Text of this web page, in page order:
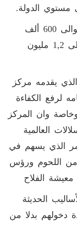
مستوي الدولة.
واضاف ان الطاقة الانتاجية للمركز حوالى 600 ألف
جرعة سنويًا ومستهدف الوصول بها الى 1,2 مليون
يقدمه مركز
لرفع الكفاءة
وخاصة وان المركز
العالمية
الذي يسهم في
من اللحوم ورؤس
الفلاح
الحديثة
دخولهم بدلا من